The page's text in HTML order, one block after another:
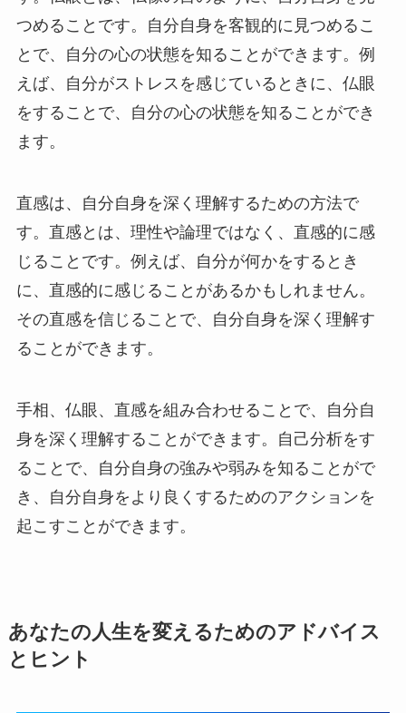
つめることです。自分自身を客観的に見つめるこ
とで、自分の心の状態を知ることができます。例
えば、自分がストレスを感じているときに、仏眼
をすることで、自分の心の状態を知ることができ
ます。
直感は、自分自身を深く理解するための方法で
す。直感とは、理性や論理ではなく、直感的に感
じることです。例えば、自分が何かをするとき
に、直感的に感じることがあるかもしれません。
その直感を信じることで、自分自身を深く理解す
ることができます。
手相、仏眼、直感を組み合わせることで、自分自
身を深く理解することができます。自己分析をす
ることで、自分自身の強みや弱みを知ることがで
き、自分自身をより良くするためのアクションを
起こすことができます。
あなたの人生を変えるためのアドバイス
とヒント